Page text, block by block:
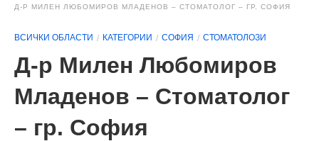
Д-Р МИЛЕН ЛЮБОМИРОВ МЛАДЕНОВ – СТОМАТОЛОГ – ГР. СОФИЯ
ВСИЧКИ ОБЛАСТИ КАТЕГОРИИ СОФИЯ СТОМАТОЛОЗИ
Д-р Милен Любомиров
Младенов – Стоматолог
– гр. София